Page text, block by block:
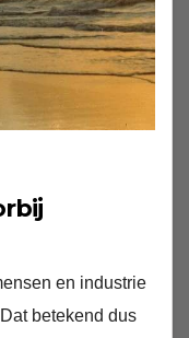
en industrie
betekend dus